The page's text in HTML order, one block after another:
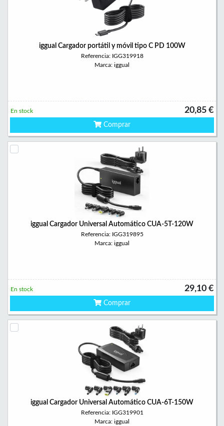
iggual Cargador portátil y móvil tipo C PD 100W
Referencia: IGG319918
Marca: iggual
20,85 €
En stock
Comprar
iggual Cargador Universal Automático CUA-5T-120W
Referencia: IGG319895
Marca: iggual
29,10 €
En stock
Comprar
iggual Cargador Universal Automático CUA-6T-150W
Referencia: IGG319901
Marca: iggual